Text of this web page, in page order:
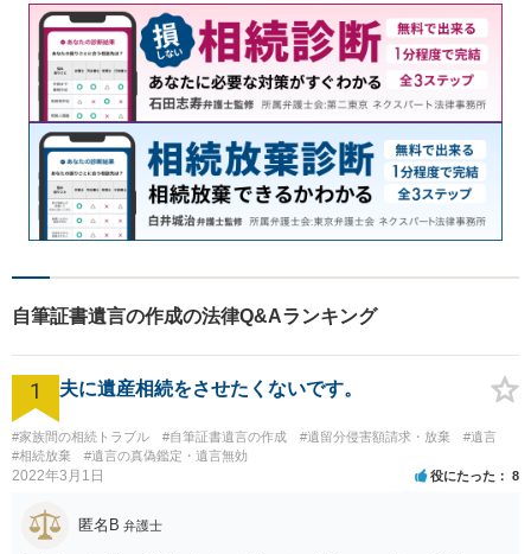
自筆証書遺言の作成の法律Q&Aランキング
1 夫に遺産相続をさせたくないです。
#家族間の相続トラブル #自筆証書遺言の作成 #遺留分侵害額請求・放棄
#遺言
#相続放棄
#遺言の真偽鑑定・遺言無効
2022年3月1日 役にたった 8
匿名B 弁護士